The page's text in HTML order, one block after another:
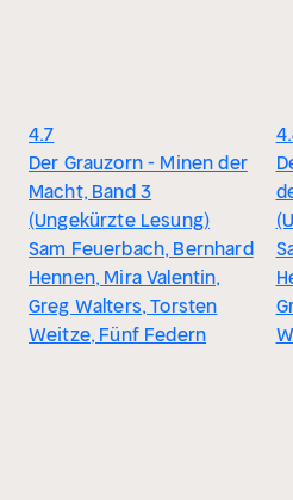
4.7
Der Grauzorn - Minen der
Macht, Band 3
(Ungekürzte Lesung)
Sam Feuerbach, Bernhard
Hennen, Mira Valentin,
Greg Walters, Torsten
Weitze, Fünf Federn